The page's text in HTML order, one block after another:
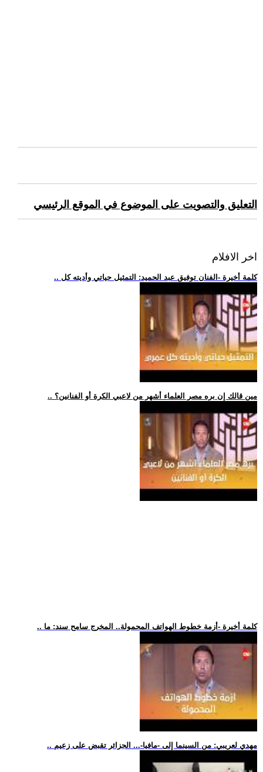
التعليق والتصويت على الموضوع في الموقع الرئيسي
اخر الافلام
.. كلمة أخيرة -الفنان توفيق عبد الحميد: التمثيل حياتي وأديته كل
.. مين قالك إن بره مصر العلماء أشهر من لاعبي الكرة أو الفنانين؟
.. كلمة أخيرة -أزمة خطوط الهواتف المحمولة.. المخرج سامح سند: ما
.. مهدي لعريبي: من السينما إلى -مافيا-... الجزائر تقبض على زعيم